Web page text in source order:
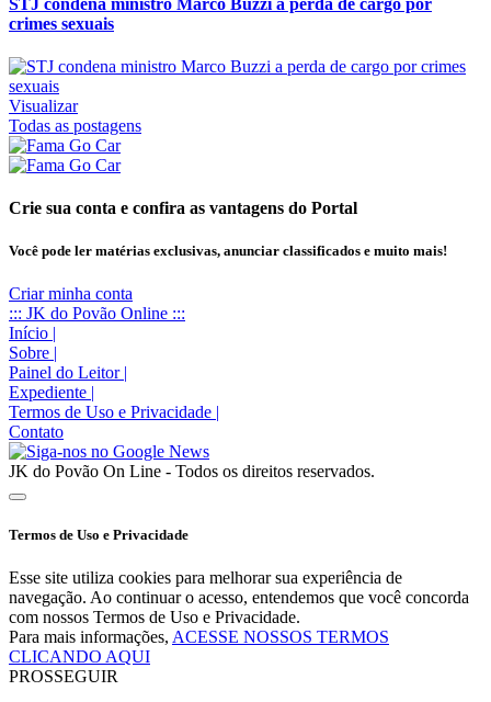
crimes sexuais
Visualizar
Todas as postagens
Crie sua conta e confira as vantagens do Portal
Você pode ler matérias exclusivas, anunciar classificados e muito mais!
Criar minha conta
::: JK do Povão Online :::
Início |
Sobre |
Painel do Leitor |
Expediente |
Termos de Uso e Privacidade |
Contato
JK do Povão On Line - Todos os direitos reservados.
Termos de Uso e Privacidade
Esse site utiliza cookies para melhorar sua experiência de
navegação. Ao continuar o acesso, entendemos que você concorda
com nossos Termos de Uso e Privacidade.
Para mais informações, ACESSE NOSSOS TERMOS
CLICANDO AQUI
PROSSEGUIR